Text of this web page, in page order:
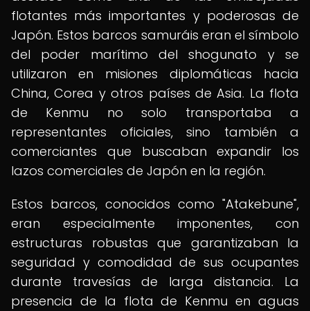
flotantes más importantes y poderosas de
Japón. Estos barcos samuráis eran el símbolo
del poder marítimo del shogunato y se
utilizaron en misiones diplomáticas hacia
China, Corea y otros países de Asia. La flota
de Kenmu no solo transportaba a
representantes oficiales, sino también a
comerciantes que buscaban expandir los
lazos comerciales de Japón en la región.
Estos barcos, conocidos como "Atakebune",
eran especialmente imponentes, con
estructuras robustas que garantizaban la
seguridad y comodidad de sus ocupantes
durante travesías de larga distancia. La
presencia de la flota de Kenmu en aguas